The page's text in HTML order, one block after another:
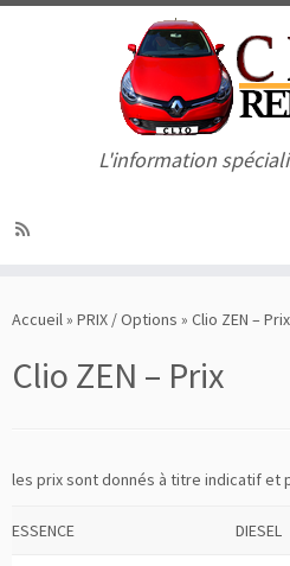
au
L'information
Accueil» PRIX / Options » Clio ZEN – Prix
Clio ZEN – Prix
les prix sont donnés à titre indicatif et
ESSENCE DIESEL